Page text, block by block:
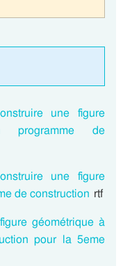
une figure
programme de
une figure
de construction rtf
géométrique à
pour la 5eme